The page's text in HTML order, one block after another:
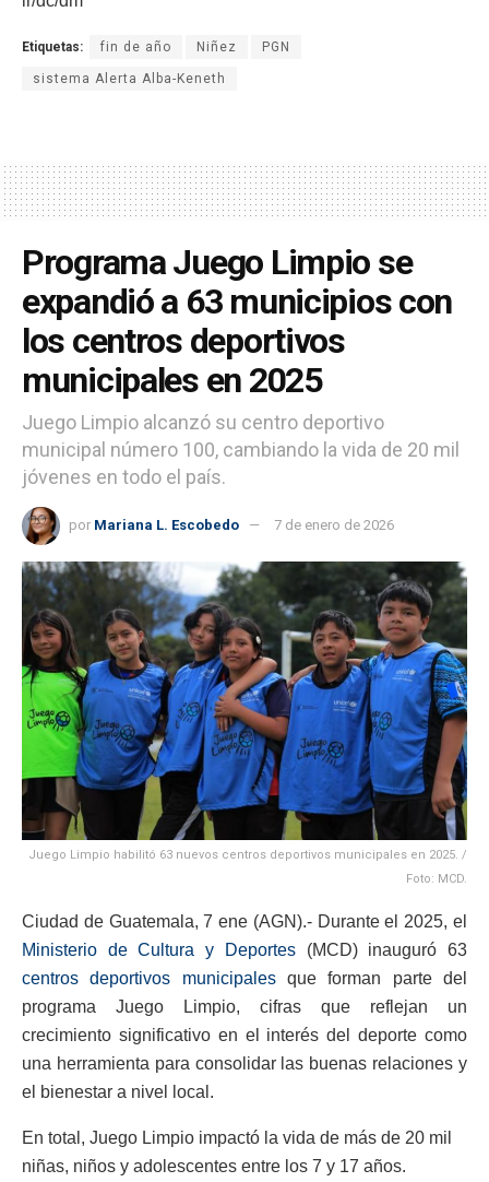
Etiquetas: fin de año Niñez PGN
sistema Alerta Alba-Keneth
Programa Juego Limpio se
expandió a 63 municipios con
los centros deportivos
municipales en 2025
Juego Limpio alcanzó su centro deportivo
municipal número 100, cambiando la vida de 20 mil
jóvenes en todo el país.
por Mariana L. Escobedo 7 de enero de 2026
Juego Limpio habilitó 63 nuevos centros deportivos municipales en 2025. /
Foto: MCD.
Ciudad de Guatemala, 7 ene (AGN).- Durante el 2025, el
Ministerio de Cultura y Deportes(MCD) inauguró 63
centros deportivos municipalesque forman parte del
programa Juego Limpio, cifras que reflejan un
crecimiento significativo en el interés del deporte como
una herramienta para consolidar las buenas relaciones y
el bienestar a nivel local.
En total, Juego Limpio impactó la vida de más de 20 mil
niñas, niños y adolescentes entre los 7 y 17 años.